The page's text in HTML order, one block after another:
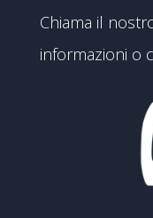
Chiama il
informazioni o